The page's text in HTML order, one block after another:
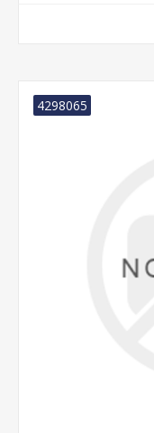
4298065